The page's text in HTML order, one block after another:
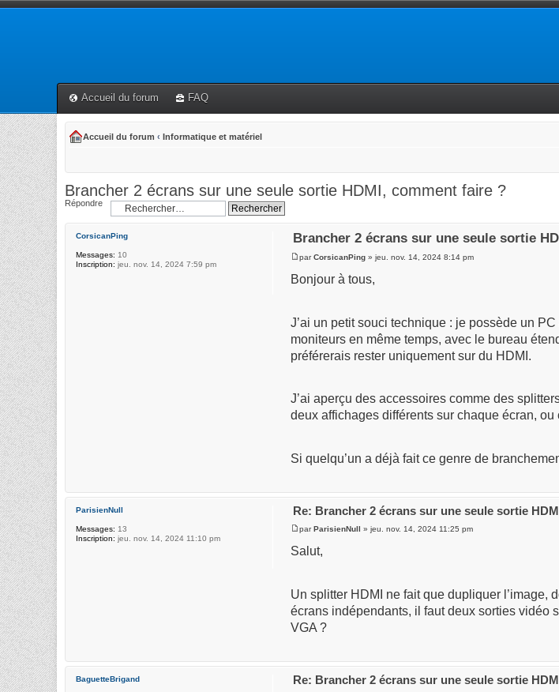
Accueil du forum FAQ
Accueil du forum ‹ Informatique et matériel
Brancher 2 écrans sur une seule sortie HDMI, comment faire ?
Répondre
Brancher 2 écrans sur une seule sortie
parCorsicanPing » jeu. nov. 14, 2024 8:14 pm
Bonjour à tous,
J’ai un petit souci technique : je possède un
moniteurs en même temps, avec le bureau
préférerais rester uniquement sur du HDMI.
J’ai aperçu des accessoires comme des
deux affichages différents sur chaque écran,
Si quelqu’un a déjà fait ce genre de
CorsicanPing
Messages: 10
Inscription: jeu. nov. 14, 2024 7:59 pm
Re: Brancher 2 écrans sur une seule sortie
parParisienNull » jeu. nov. 14, 2024 11:25 pm
Salut,
Un splitter HDMI ne fait que dupliquer l’image,
écrans indépendants, il faut deux sorties vidéo
VGA ?
ParisienNull
Messages: 13
Inscription: jeu. nov. 14, 2024 11:10 pm
Re: Brancher 2 écrans sur une seule sortie
BaguetteBrigand